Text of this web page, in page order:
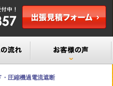
・圧縮機過電流遮断